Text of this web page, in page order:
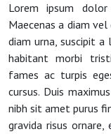
Lorem ipsum
Maecenas a diam
diam urna, suscipit
habitant morbi
fames ac turpis
cursus. Duis
nibh sit amet purus
gravida risus